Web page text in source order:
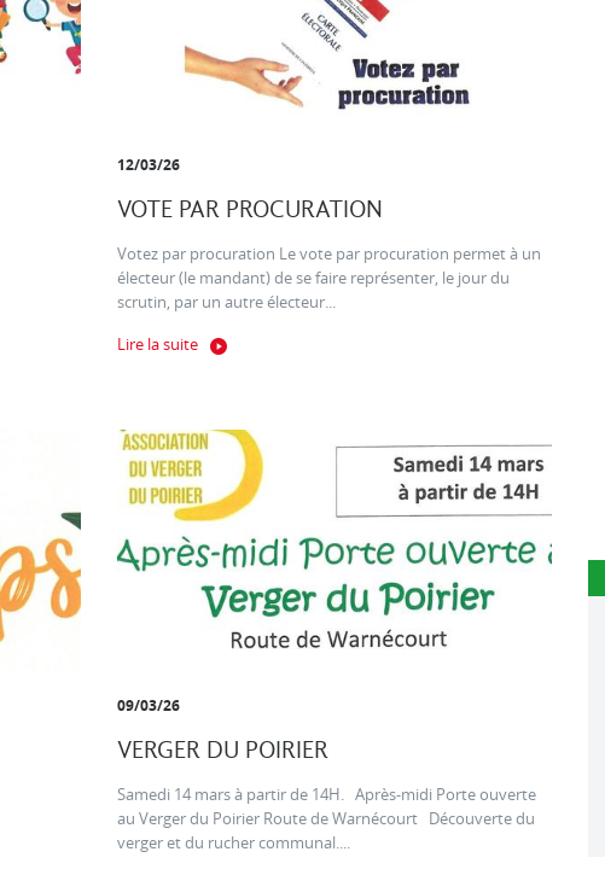
12/03/26
VOTE PAR PROCURATION
Votez par procuration Le vote par procuration permet à un
électeur (le mandant) de se faire représenter, le jour du
scrutin, par un autre électeur...
Lire la suite
09/03/26
VERGER DU POIRIER
Samedi 14 mars à partir de 14H. Après-midi Porte ouverte
au Verger du Poirier Route de Warnécourt Découverte du
verger et du rucher communal....